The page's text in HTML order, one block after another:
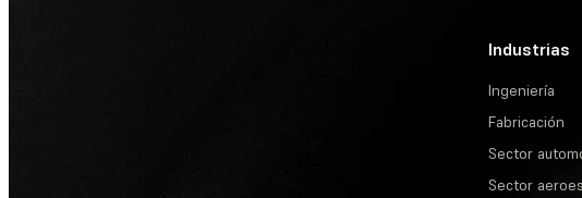
Industrias
Ingeniería
Fabricación
Sector
Sector